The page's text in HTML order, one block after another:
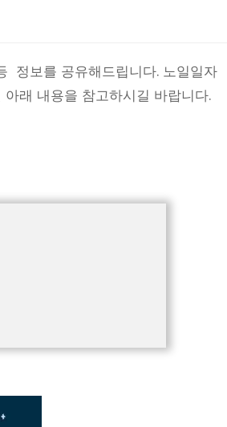
정보를 공유해드립니다. 노일일자
래 내용을 참고하시길 바랍니다.